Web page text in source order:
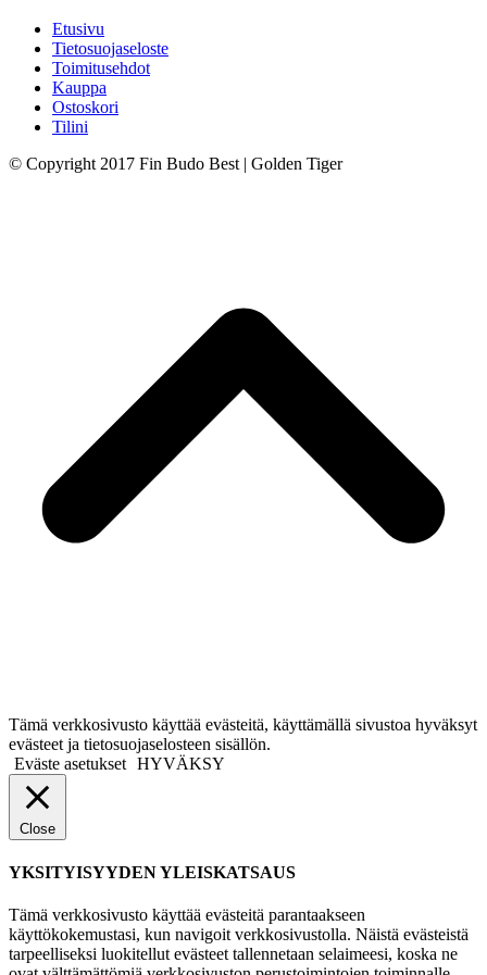
Etusivu
Tietosuojaseloste
Toimitusehdot
Kauppa
Ostoskori
Tilini
© Copyright 2017 Fin Budo Best | Golden Tiger
Tämä verkkosivusto käyttää evästeitä, käyttämällä sivustoa hyväksyt
evästeet ja tietosuojaselosteen sisällön.
Eväste asetukset HYVÄKSY
Close
YKSITYISYYDEN YLEISKATSAUS
Tämä verkkosivusto käyttää evästeitä parantaakseen
käyttökokemustasi, kun navigoit verkkosivustolla. Näistä evästeistä
tarpeelliseksi luokitellut evästeet tallennetaan selaimeesi, koska ne